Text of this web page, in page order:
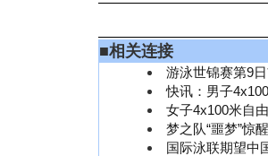
■相关连接
游泳世锦赛第9
快讯：男子
女子4x100米自
梦之队“噩梦”惊
国际泳联期望中